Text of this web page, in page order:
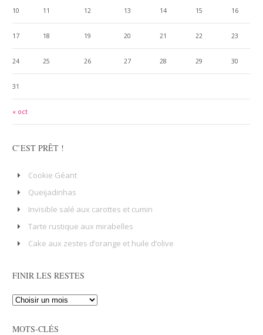
« oct
10 11 12 13 14 15 16
17 18 19 20 21 22 23
24 25 26 27 28 29 30
31
C’EST PRÊT !
Cookie Géant
Queijadinhas
Invisible salé aux carottes et cumin
Tarte rustique aux mirabelles
Cake aux zestes d’orange et huile d’olive
FINIR LES RESTES
MOTS-CLÉS